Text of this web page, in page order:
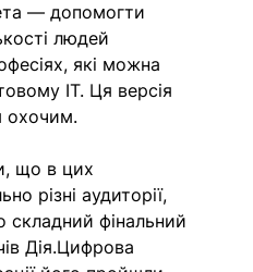
— допомогти
людей
які можна
IT. Ця версія
охочим.
що в цих
різні аудиторії,
складний фінальний
Дія.Цифрова